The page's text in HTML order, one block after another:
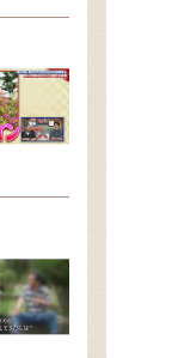
アナ
お
献立 何
ズン２
正義の